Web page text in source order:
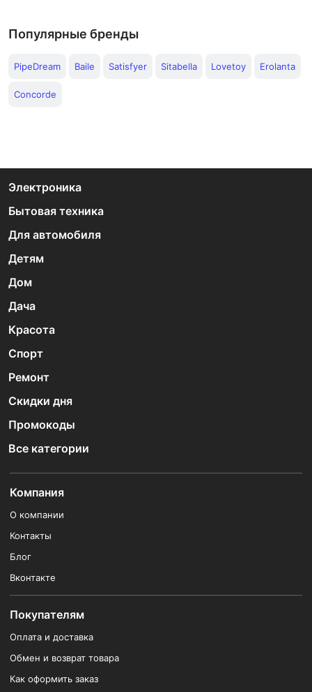
Популярные бренды
PipeDream Baile Satisfyer Sitabella Lovetoy Erolanta
Concorde
Электроника
Бытовая техника
Для автомобиля
Детям
Дом
Дача
Красота
Спорт
Ремонт
Скидки дня
Промокоды
Все категории
Компания
О компании
Контакты
Блог
Вконтакте
Покупателям
Оплата и доставка
Обмен и возврат товара
Как оформить заказ